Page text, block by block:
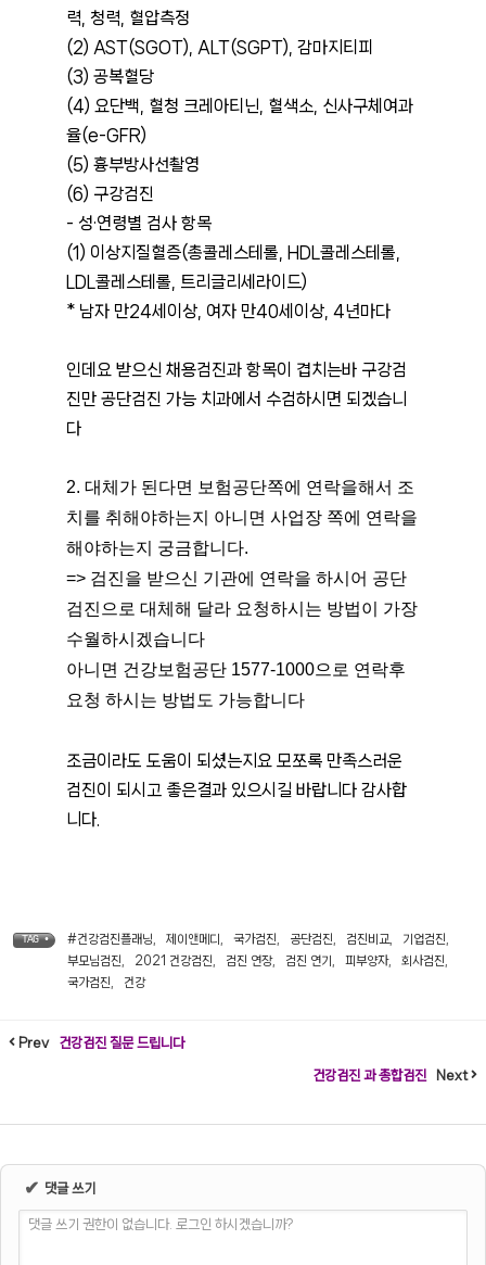
력, 청력, 혈압측정
(2) AST(SGOT), ALT(SGPT), 감마지티피
(3) 공복혈당
(4) 요단백, 혈청 크레아티닌, 혈색소, 신사구체여과
율(e-GFR)
(5) 흉부방사선촬영
(6) 구강검진
- 성·연령별 검사 항목
(1) 이상지질혈증(총콜레스테롤, HDL콜레스테롤,
LDL콜레스테롤, 트리글리세라이드)
* 남자 만24세이상, 여자 만40세이상, 4년마다
인데요 받으신 채용검진과 항목이 겹치는바 구강검
진만 공단검진 가능 치과에서 수검하시면 되겠습니
다
2. 대체가 된다면 보험공단쪽에 연락을해서 조
치를 취해야하는지 아니면 사업장 쪽에 연락을
해야하는지 궁금합니다.
=> 검진을 받으신 기관에 연락을 하시어 공단
검진으로 대체해 달라 요청하시는 방법이 가장
수월하시겠습니다
아니면 건강보험공단 1577-1000으로 연락후
요청 하시는 방법도 가능합니다
조금이라도 도움이 되셨는지요 모쪼록 만족스러운
검진이 되시고 좋은결과 있으시길 바랍니다 감사합
니다.
TAG • #건강검진플래닝 제이앤메디 국가검진 공단검진 검진비교 기업검진
부모님검진
2021 건강검진 검진 연장, 검진 연기 피부양자, 회사검진
국가검진
건강
Prev 건강검진 질문 드립니다
건강검진 과 종합검진 Next
✔ 댓글 쓰기
댓글 쓰기 권한이 없습니다. 로그인 하시겠습니까?